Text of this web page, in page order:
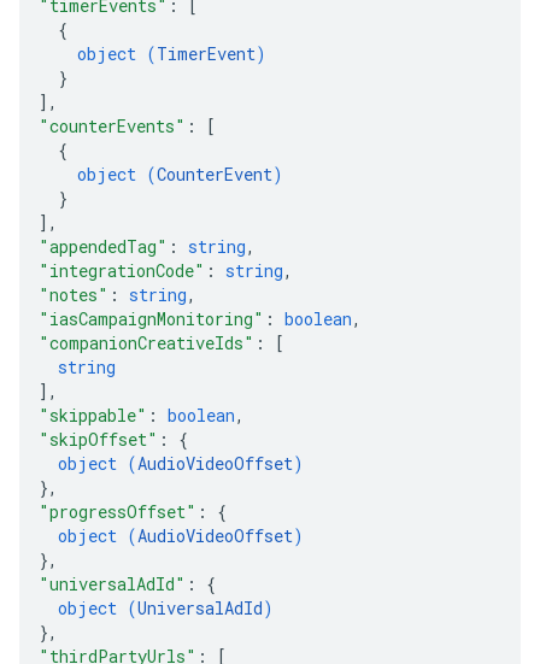
"timerEvents" :
[
{
object (TimerEvent)
}
] ,
"counterEvents" :
[
{
object (CounterEvent)
}
] ,
"appendedTag" : string,
"integrationCode" : string,
"notes" : string,
"iasCampaignMonitoring" : boolean,
"companionCreativeIds" :
[
string
] ,
"skippable" : boolean,
"skipOffset" : {
object (AudioVideoOffset)
},
"progressOffset" : {
object (AudioVideoOffset)
},
"universalAdId" : {
object (UniversalAdId)
},
"thirdPartyUrls" :
[